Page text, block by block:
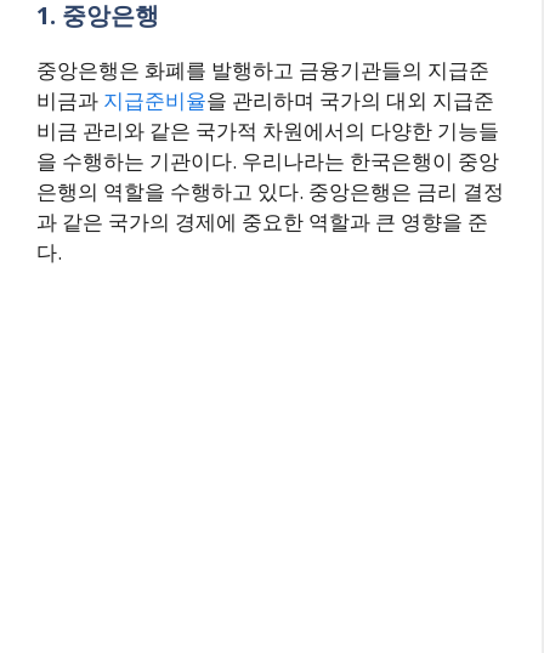
1. 중앙은행
중앙은행은 화폐를 발행하고 금융기관들의 지급준
비금과 지급준비율을 관리하며 국가의 대외 지급준
비금 관리와 같은 국가적 차원에서의 다양한 기능들
을 수행하는 기관이다. 우리나라는 한국은행이 중앙
은행의 역할을 수행하고 있다. 중앙은행은 금리 결정
과 같은 국가의 경제에 중요한 역할과 큰 영향을 준
다.